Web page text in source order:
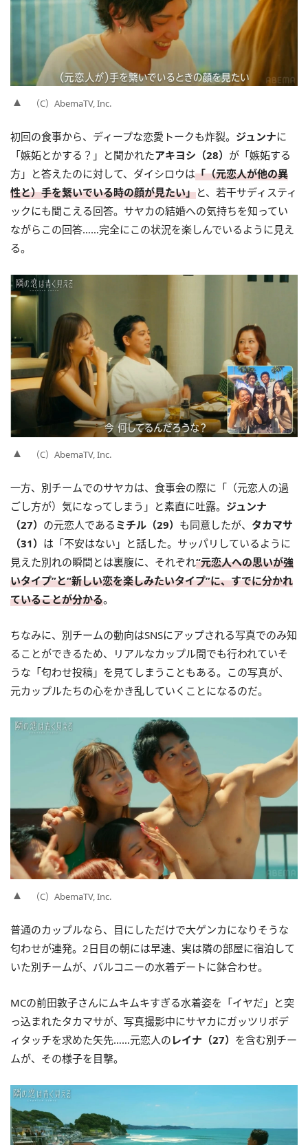
（C）AbemaTV, Inc.
初回の食事から、ディープな恋愛トークも炸裂。 ジュンナに
「嫉妬とかする？」と聞かれたアキヨシ（28） が「嫉妬する
方」と答えたのに対して、ダイシロウは「（元恋人が他の異
性と）手を繋いでいる時の顔が見たい」と、若干サディスティ
ックにも聞こえる回答。サヤカの結婚への気持ちを知ってい
ながらこの回答……完全にこの状況を楽しんでいるように見え
る。
（C）AbemaTV, Inc.
一方、別チームでのサヤカは、食事会の際に「（元恋人の過
ごし方が）気になってしまう」と素直に吐露。 ジュンナ
（27） の元恋人である ミチル（29） も同意したが、 タカマサ
（31） は「不安はない」と話した。サッパリしているように
見えた別れの瞬間とは裏腹に、それぞれ“元恋人への思いが強
いタイプ”と“新しい恋を楽しみたいタイプ”に、すでに分かれ
ていることが分かる。
ちなみに、別チームの動向はSNSにアップされる写真でのみ知
ることができるため、リアルなカップル間でも行われていそ
うな「匂わせ投稿」を見てしまうこともある。この写真が、
元カップルたちの心をかき乱していくことになるのだ。
（C）AbemaTV, Inc.
普通のカップルなら、目にしただけで大ゲンカになりそうな
匂わせが連発。2日目の朝には早速、実は隣の部屋に宿泊して
いた別チームが、バルコニーの水着デートに鉢合わせ。
MCの前田敦子さんにムキムキすぎる水着姿を「イヤだ」と突
っ込まれたタカマサが、写真撮影中にサヤカにガッツリボデ
ィタッチを求めた矢先……元恋人の レイナ（27） を含む別チー
ムが、その様子を目撃。